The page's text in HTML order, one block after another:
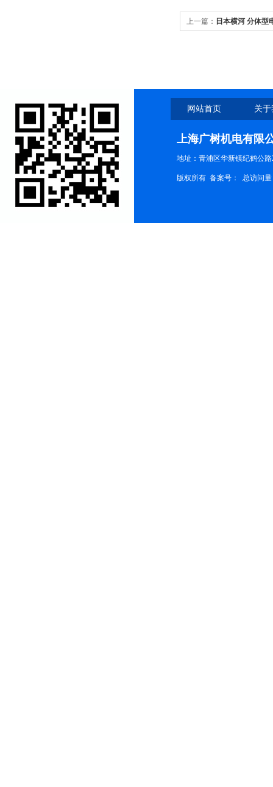
上一篇： 日本横河 分体型
网站首页 关
上海广树机电有限
地址：青浦区华新镇纪鹤公路
版权所有 备案号： 总访问